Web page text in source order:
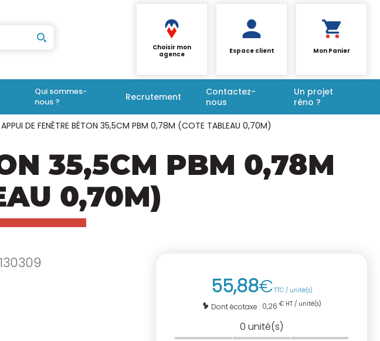
Choisir mon
agence
Espace client Mon Panier
Qui sommes-
nous ?
Recrutement
Contactez-
nous
Un projet
réno ?
APPUI DE FENÊTRE BÉTON 35,5CM PBM 0,78M (COTE TABLEAU 0,70M)
35,5CM PBM 0,78M
0,70M)
130309
55,88€TTC / unité(s)
Dont écotaxe : 0,26 € HT / unité(s)
0 unité(s)